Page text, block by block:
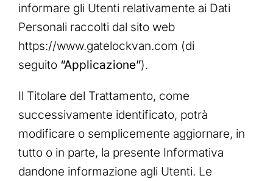
Piattaforma BT
informare gli Utenti relativamente ai Dati
Personali raccolti dal sito web
https://www.gatelockvan.com (di
seguito “Applicazione”).
Il Titolare del Trattamento, come
successivamente identificato, potrà
modificare o semplicemente aggiornare, in
tutto o in parte, la presente Informativa
dandone informazione agli Utenti. Le